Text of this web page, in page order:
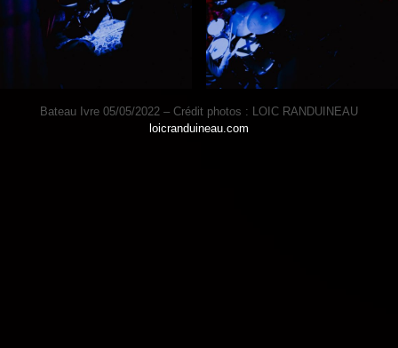
Bateau Ivre 05/05/2022 – Crédit photos : LOIC RANDUINEAU
loicranduineau.com